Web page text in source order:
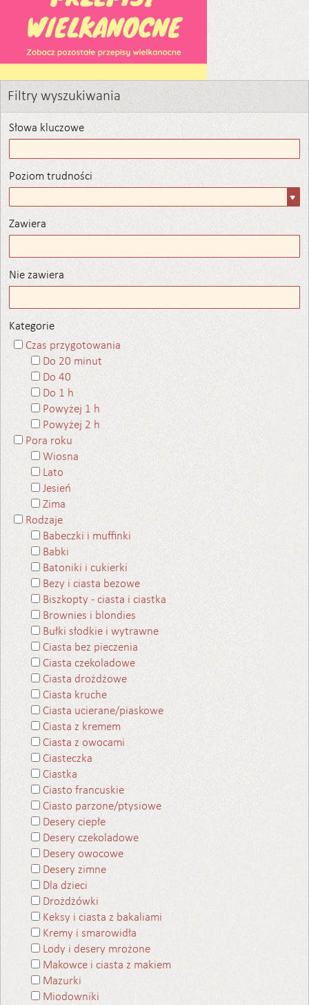
Filtry wyszukiwania
Słowa kluczowe
Poziom trudności
trudności
Zawiera
Nie zawiera
Kategorie
Czas przygotowania
Do 20 minut
Do 40
Do 1 h
Powyżej 1 h
Powyżej 2 h
Pora roku
Wiosna
Lato
Jesień
Zima
Rodzaje
Babeczki i muffinki
Babki
Batoniki i cukierki
Bezy i ciasta bezowe
Biszkopty - ciasta i ciastka
Brownies i blondies
Bułki słodkie i wytrawne
Ciasta bez pieczenia
Ciasta czekoladowe
Ciasta drożdżowe
Ciasta kruche
Ciasta ucierane/piaskowe
Ciasta z kremem
Ciasta z owocami
Ciasteczka
Ciastka
Ciasto francuskie
Ciasto parzone/ptysiowe
Desery ciepłe
Desery czekoladowe
Desery owocowe
Desery zimne
Dla dzieci
Drożdżówki
Keksy i ciasta z bakaliami
Kremy i smarowidła
Lody i desery mrożone
Makowce i ciasta z makiem
Mazurki
Miodowniki